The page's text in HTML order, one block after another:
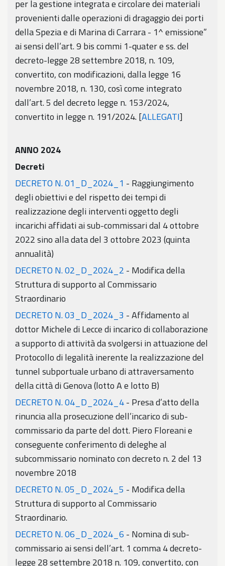
per la gestione integrata e circolare dei materiali
provenienti dalle operazioni di dragaggio dei porti
della Spezia e di Marina di Carrara - 1^ emissione”
ai sensi dell’art. 9 bis commi 1-quater e ss. del
decreto-legge 28 settembre 2018, n. 109,
convertito, con modificazioni, dalla legge 16
novembre 2018, n. 130, così come integrato
dall’art. 5 del decreto legge n. 153/2024,
convertito in legge n. 191/2024. [ALLEGATI]
ANNO 2024
Decreti
DECRETO N. 01_D_2024_1 - Raggiungimento
degli obiettivi e del rispetto dei tempi di
realizzazione degli interventi oggetto degli
incarichi affidati ai sub-commissari dal 4 ottobre
2022 sino alla data del 3 ottobre 2023 (quinta
annualità)
DECRETO N. 02_D_2024_2 - Modifica della
Struttura di supporto al Commissario
Straordinario
DECRETO N. 03_D_2024_3 - Affidamento al
dottor Michele di Lecce di incarico di collaborazione
a supporto di attività da svolgersi in attuazione del
Protocollo di legalità inerente la realizzazione del
tunnel subportuale urbano di attraversamento
della città di Genova (lotto A e lotto B)
DECRETO N. 04_D_2024_4- Presa d’atto della
rinuncia alla prosecuzione dell’incarico di sub-
commissario da parte del dott. Piero Floreani e
conseguente conferimento di deleghe al
subcommissario nominato con decreto n. 2 del 13
novembre 2018
DECRETO N. 05_D_2024_5 - Modifica della
Struttura di supporto al Commissario
Straordinario.
DECRETO N. 06_D_2024_6 - Nomina di sub-
commissario ai sensi dell’art. 1 comma 4 decreto-
legge 28 settembre 2018 n. 109, convertito, con